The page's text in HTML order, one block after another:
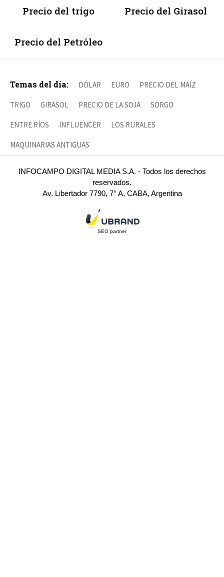
Precio del trigo Precio del Girasol
Precio del Petróleo
Temas del día: DÓLAR EURO PRECIO DEL MAÍZ
TRIGO GIRASOL PRECIO DE LA SOJA SORGO
ENTRE RÍOS INFLUENCER LOS RURALES
MAQUINARIAS ANTIGUAS
INFOCAMPO DIGITAL MEDIA S.A. - Todos los derechos
reservados.
Av. Libertador 7790, 7° A, CABA, Argentina
SEO partner